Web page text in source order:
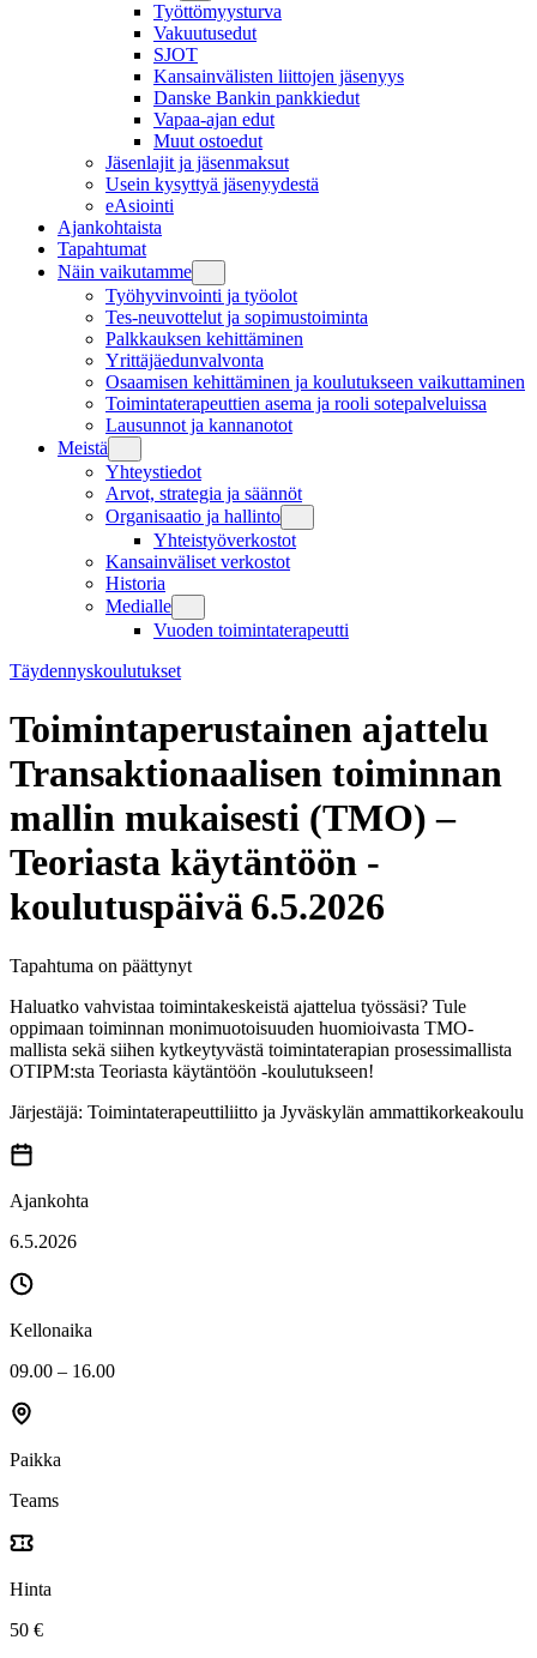
Työttömyysturva
Vakuutusedut
SJOT
Kansainvälisten liittojen jäsenyys
Danske Bankin pankkiedut
Vapaa-ajan edut
Muut ostoedut
Jäsenlajit ja jäsenmaksut
Usein kysyttyä jäsenyydestä
eAsiointi
Ajankohtaista
Tapahtumat
Näin vaikutamme
Työhyvinvointi ja työolot
Tes-neuvottelut ja sopimustoiminta
Palkkauksen kehittäminen
Yrittäjäedunvalvonta
Osaamisen kehittäminen ja koulutukseen vaikuttaminen
Toimintaterapeuttien asema ja rooli sotepalveluissa
Lausunnot ja kannanotot
Meistä
Yhteystiedot
Arvot, strategia ja säännöt
Organisaatio ja hallinto
Yhteistyöverkostot
Kansainväliset verkostot
Historia
Medialle
Vuoden toimintaterapeutti
Täydennyskoulutukset
Toimintaperustainen ajattelu
Transaktionaalisen toiminnan
mallin mukaisesti (TMO) –
Teoriasta käytäntöön -
koulutuspäivä 6.5.2026
Tapahtuma on päättynyt
Haluatko vahvistaa toimintakeskeistä ajattelua työssäsi? Tule
oppimaan toiminnan monimuotoisuuden huomioivasta TMO-
mallista sekä siihen kytkeytyvästä toimintaterapian prosessimallista
OTIPM:sta Teoriasta käytäntöön -koulutukseen!
Järjestäjä: Toimintaterapeuttiliitto ja Jyväskylän ammattikorkeakoulu
Ajankohta
6.5.2026
Kellonaika
09.00 – 16.00
Paikka
Teams
Hinta
50 €